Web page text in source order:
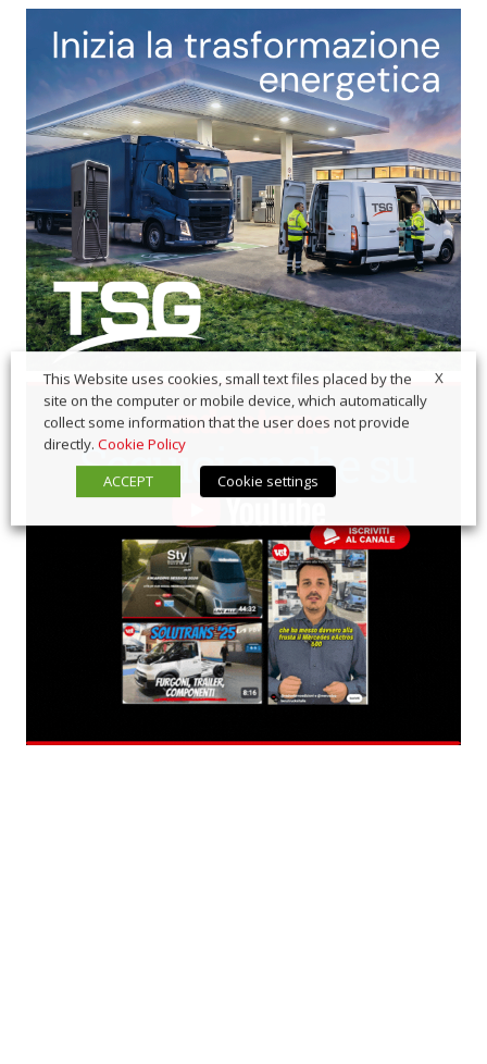
X
This Website uses cookies, small text files placed by the
site on the computer or mobile device, which automatically
collect some information that the user does not provide
directly. Cookie Policy
ACCEPT
Cookie settings